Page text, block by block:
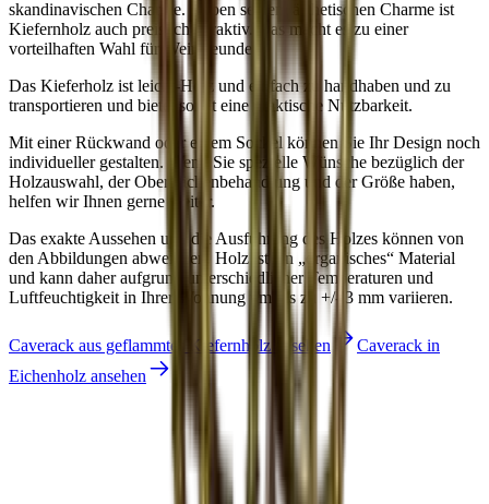
skandinavischen Charme. Neben seinem ästhetischen Charme ist
Kiefernholz auch preislich attraktiv. Das macht es zu einer
vorteilhaften Wahl für Weinfreunde.
Das Kieferholz ist leicht-Holz und einfach zu handhaben und zu
transportieren und bietet somit eine praktische Nutzbarkeit.
Mit einer Rückwand oder einem Sockel können Sie Ihr Design noch
individueller gestalten. Wenn Sie spezielle Wünsche bezüglich der
Holzauswahl, der Oberflächenbehandlung und der Größe haben,
helfen wir Ihnen gerne weiter.
Das exakte Aussehen und die Ausführung des Holzes können von
den Abbildungen abweichen. Holz ist ein „organisches“ Material
und kann daher aufgrund unterschiedlicher Temperaturen und
Luftfeuchtigkeit in Ihrer Wohnung um bis zu +/- 3 mm variieren.
Caverack aus geflammtes Kiefernholz ansehen
Caverack in
Eichenholz ansehen